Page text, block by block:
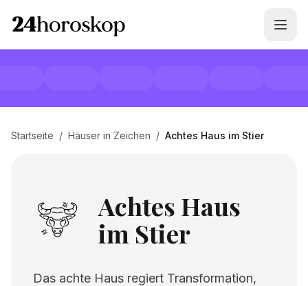
Startseite / Häuser in Zeichen / Achtes Haus im Stier
Achtes Haus
im Stier
Das achte Haus regiert Transformation,